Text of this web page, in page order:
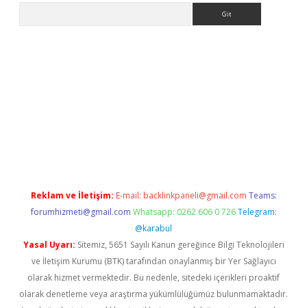
Reklam ve İletişim: E-mail: backlinkpaneli@gmail.com Teams:
forumhizmeti@gmail.com Whatsapp: 0262 606 0 726 Telegram:
@karabul
Yasal Uyarı: Sitemiz, 5651 Sayılı Kanun gereğince Bilgi Teknolojileri
ve İletişim Kurumu (BTK) tarafından onaylanmış bir Yer Sağlayıcı
olarak hizmet vermektedir. Bu nedenle, sitedeki içerikleri proaktif
olarak denetleme veya araştırma yükümlülüğümüz bulunmamaktadır.